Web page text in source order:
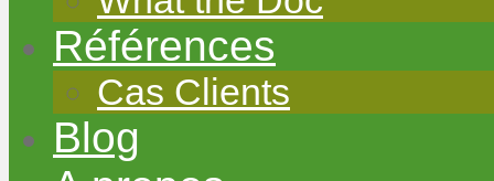
Références
Cas Clients
Blog